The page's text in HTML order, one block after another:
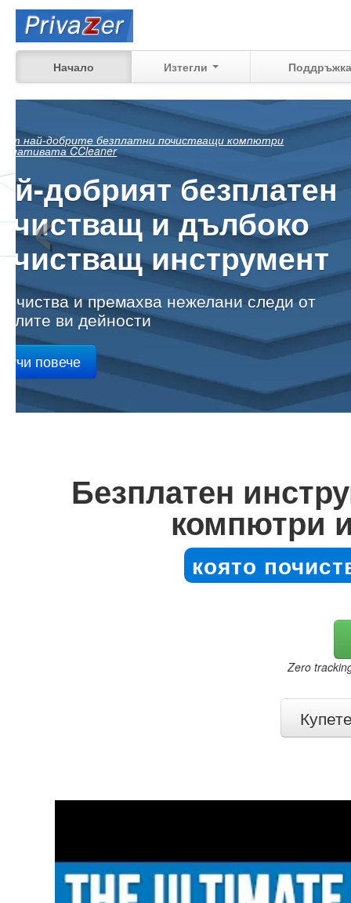
Начало Изтегли Поддръжка
Вижте точно
все още може да
бъде
от миналите ви дейности на
компютър у дома, на работното
Научи повече
‹
Безплатен
компютри
която
Zero